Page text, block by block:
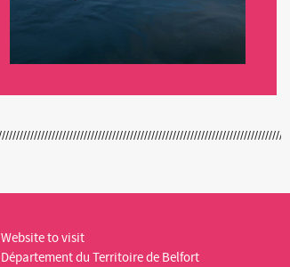
Website to visit
Département du Territoire de Belfort